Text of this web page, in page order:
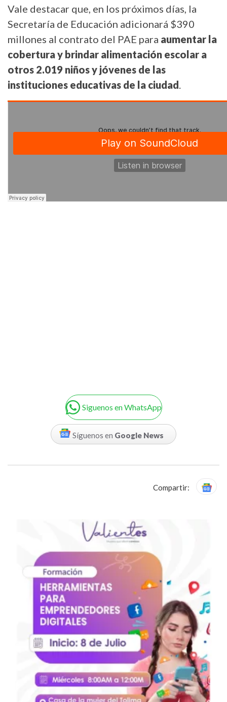
Vale destacar que, en los próximos días, la
Secretaría de Educación adicionará $390
millones al contrato del PAE para aumentar la
cobertura y brindar alimentación escolar a
otros 2.019 niños y jóvenes de las
instituciones educativas de la ciudad.
Siguenos en WhatsApp
Síguenos en Google News
Compartir: